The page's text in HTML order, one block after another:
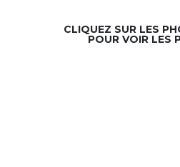
CLIQUEZ SUR LES
POUR VOIR LES